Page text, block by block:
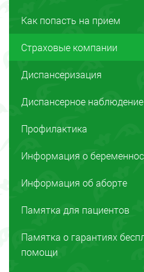
Как попасть на прием
Страховые компании
Диспансеризация
Диспансерное наблюдение
Профилактика
Информация о
Информация об аборте
Памятка для пациентов
Памятка o гарантиях
помощи